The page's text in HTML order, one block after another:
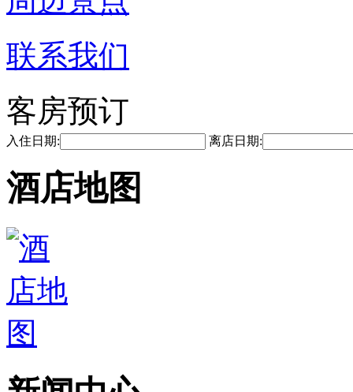
联系我们
客房预订
入住日期: 离店日期:
酒店地图